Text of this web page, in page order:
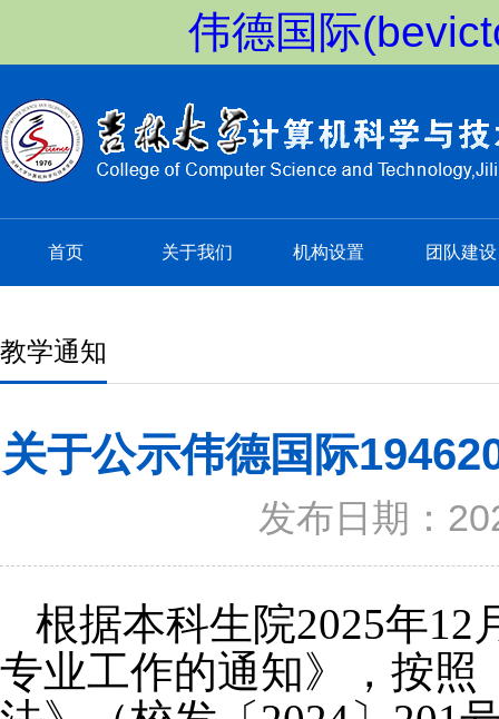
伟德国际
首页 关于我们 机构设置 团队建设
教学通知
关于公示伟德国际
发布日期：
根据本科生院2025年12
专业工作的通知》，按照